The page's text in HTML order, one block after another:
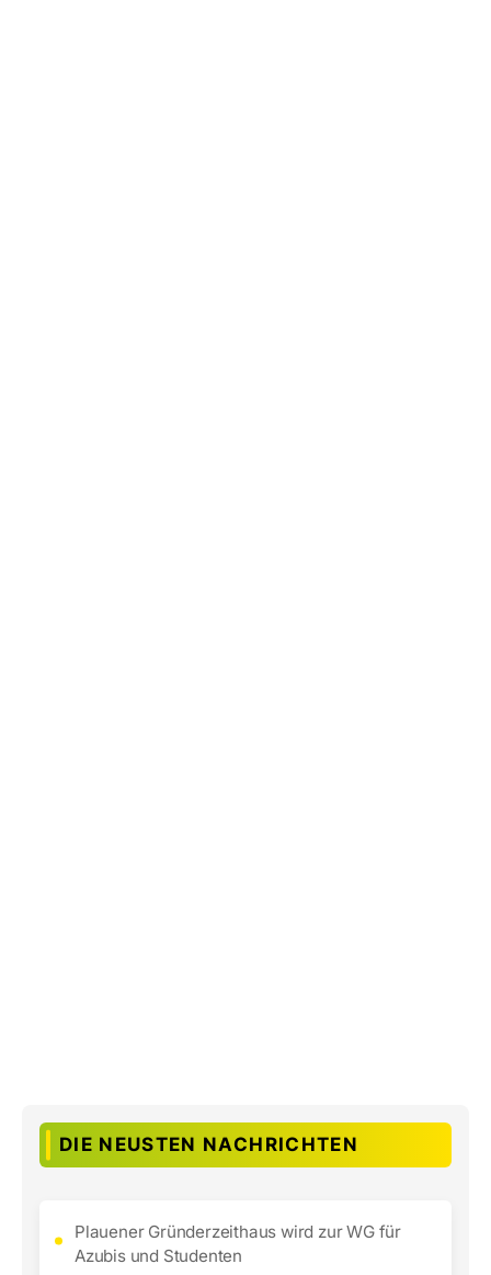
DIE NEUSTEN NACHRICHTEN
Plauener Gründerzeithaus wird zur WG für
Azubis und Studenten